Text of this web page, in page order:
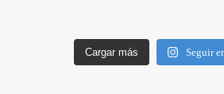
Cargar más Seguir